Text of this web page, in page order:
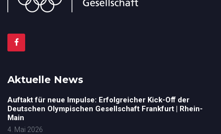
Aktuelle News
Auftakt für neue Impulse: Erfolgreicher Kick-Oﬀ der
Deutschen Olympischen Gesellschaft Frankfurt | Rhein-
Main
4. Mai 2026